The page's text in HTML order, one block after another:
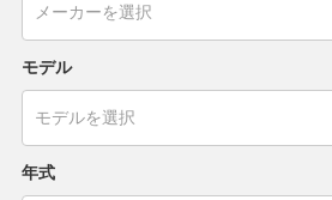
モデル
年式